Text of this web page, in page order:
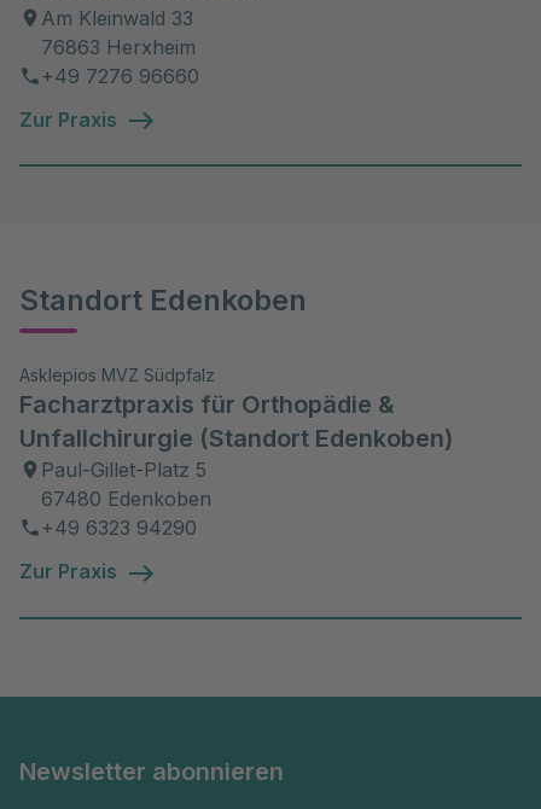
Am Kleinwald 33
76863 Herxheim
+49 7276 96660
Zur Praxis
Standort Edenkoben
Asklepios MVZ Südpfalz
Facharztpraxis für Orthopädie &
Unfallchirurgie (Standort Edenkoben)
Paul-Gillet-Platz 5
67480 Edenkoben
+49 6323 94290
Zur Praxis
Newsletter abonnieren